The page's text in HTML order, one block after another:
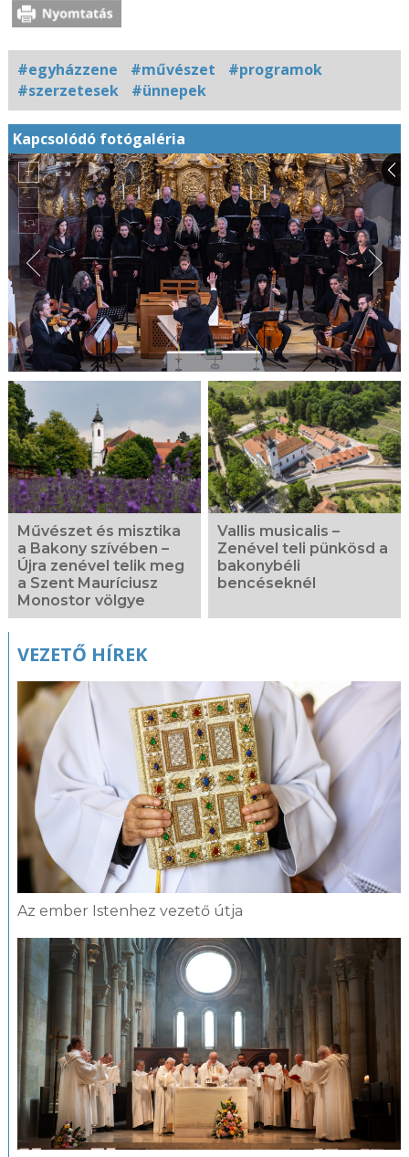
#egyházzene #művészet
#programok
#szerzetesek
#ünnepek
Kapcsolódó fotógaléria
Művészet és misztika
a Bakony szívében –
Újra zenével telik meg
a Szent Mauríciusz
Monostor völgye
Vallis musicalis –
Zenével teli pünkösd a
bakonybéli
bencéseknél
VEZETŐ HÍREK
Az ember Istenhez vezető útja